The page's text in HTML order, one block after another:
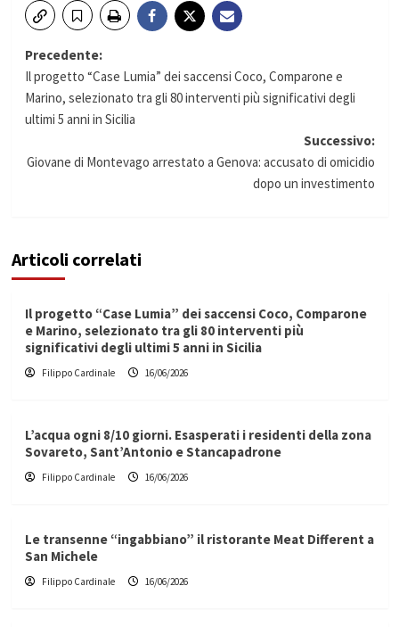
Navigazione
articolo
Precedente:
Il progetto “Case Lumia” dei saccensi Coco, Comparone e
Marino, selezionato tra gli 80 interventi più significativi degli
ultimi 5 anni in Sicilia
Successivo:
Giovane di Montevago arrestato a Genova: accusato di omicidio
dopo un investimento
Articoli correlati
Il progetto “Case Lumia” dei saccensi Coco, Comparone
e Marino, selezionato tra gli 80 interventi più
significativi degli ultimi 5 anni in Sicilia
Filippo Cardinale 16/06/2026
L’acqua ogni 8/10 giorni. Esasperati i residenti della zona
Sovareto, Sant’Antonio e Stancapadrone
Filippo Cardinale 16/06/2026
Le transenne “ingabbiano” il ristorante Meat Different a
San Michele
Filippo Cardinale 16/06/2026